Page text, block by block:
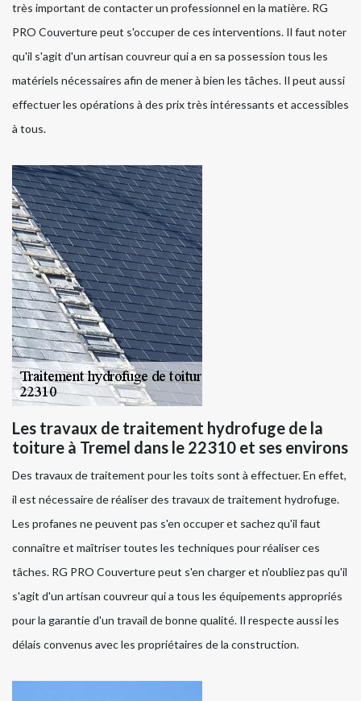
très important de contacter un professionnel en la matière. RG
PRO Couverture peut s'occuper de ces interventions. Il faut noter
qu'il s'agit d'un artisan couvreur qui a en sa possession tous les
matériels nécessaires afin de mener à bien les tâches. Il peut aussi
effectuer les opérations à des prix très intéressants et accessibles
à tous.
Les travaux de traitement hydrofuge de la
toiture à Tremel dans le 22310 et ses environs
Des travaux de traitement pour les toits sont à effectuer. En effet,
il est nécessaire de réaliser des travaux de traitement hydrofuge.
Les profanes ne peuvent pas s'en occuper et sachez qu'il faut
connaître et maîtriser toutes les techniques pour réaliser ces
tâches. RG PRO Couverture peut s'en charger et n'oubliez pas qu'il
s'agit d'un artisan couvreur qui a tous les équipements appropriés
pour la garantie d'un travail de bonne qualité. Il respecte aussi les
délais convenus avec les propriétaires de la construction.